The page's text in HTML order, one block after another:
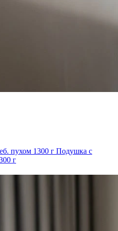
пухом 1300 г Подушка с
г